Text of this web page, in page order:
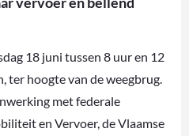
18 juni tussen 8 uur en 12
ter hoogte van de weegbrug.
met federale
en Vervoer, de Vlaamse